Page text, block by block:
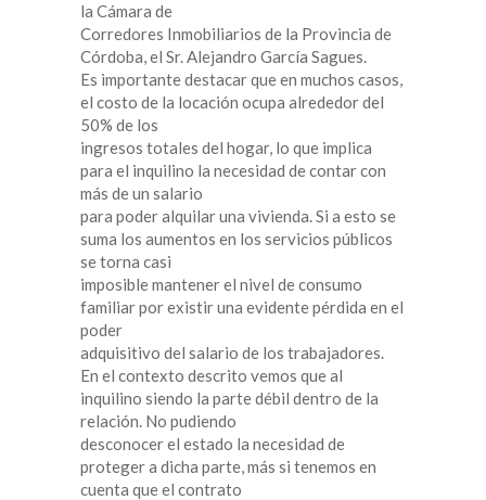
la Cámara de
Corredores Inmobiliarios de la Provincia de
Córdoba, el Sr. Alejandro García Sagues.
Es importante destacar que en muchos casos,
el costo de la locación ocupa alrededor del
50% de los
ingresos totales del hogar, lo que implica
para el inquilino la necesidad de contar con
más de un salario
para poder alquilar una vivienda. Si a esto se
suma los aumentos en los servicios públicos
se torna casi
imposible mantener el nivel de consumo
familiar por existir una evidente pérdida en el
poder
adquisitivo del salario de los trabajadores.
En el contexto descrito vemos que al
inquilino siendo la parte débil dentro de la
relación. No pudiendo
desconocer el estado la necesidad de
proteger a dicha parte, más si tenemos en
cuenta que el contrato